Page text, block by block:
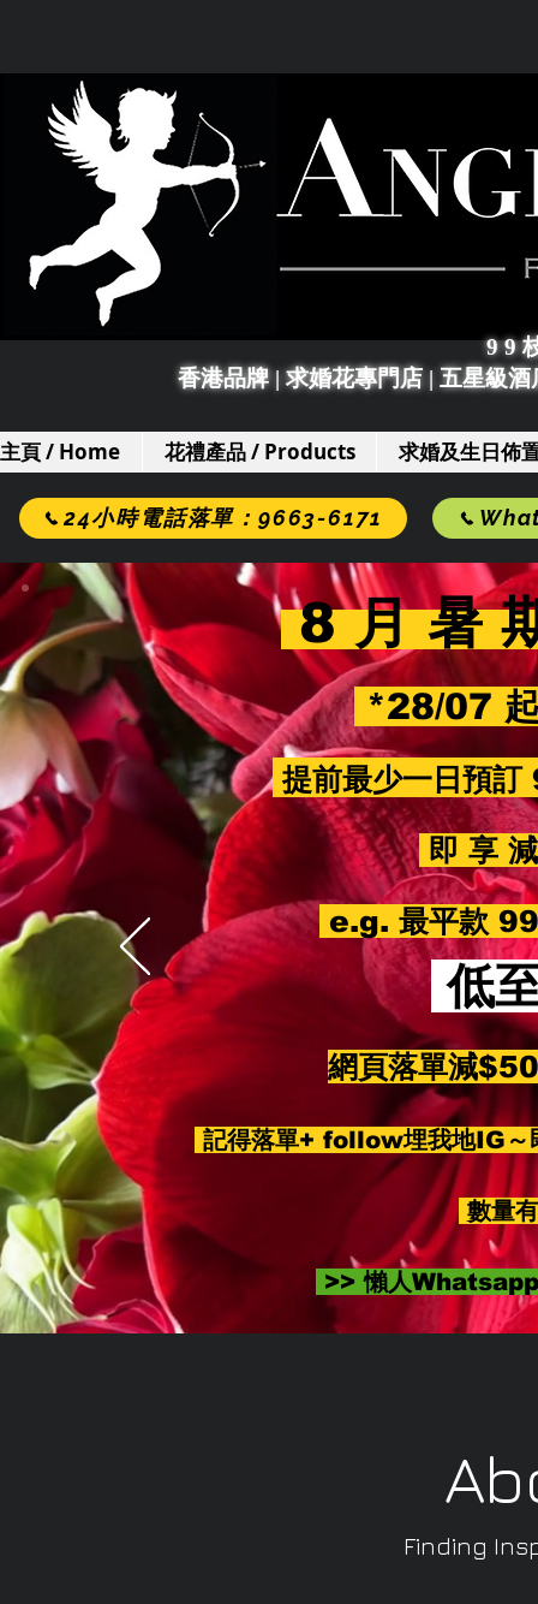
9 9
香港品牌 | 求婚花專門店| 五星級
主頁 / Home 花禮產品 / Products 求婚及生日佈
24小時電話落單：9663-6171
8 月 暑
*28/07
提前最少一日預
即 享
e.g. 最平款
低
網頁落單減
記得落單+ follow埋我地IG～
數量
>> 懶人
Finding